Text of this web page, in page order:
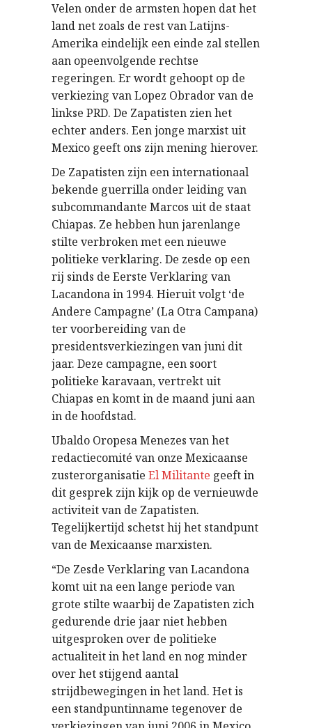
Velen onder de armsten hopen dat het
land net zoals de rest van Latijns-
Amerika eindelijk een einde zal stellen
aan opeenvolgende rechtse
regeringen. Er wordt gehoopt op de
verkiezing van Lopez Obrador van de
linkse PRD. De Zapatisten zien het
echter anders. Een jonge marxist uit
Mexico geeft ons zijn mening hierover.
De Zapatisten zijn een internationaal
bekende guerrilla onder leiding van
subcommandante Marcos uit de staat
Chiapas. Ze hebben hun jarenlange
stilte verbroken met een nieuwe
politieke verklaring. De zesde op een
rij sinds de Eerste Verklaring van
Lacandona in 1994. Hieruit volgt ‘de
Andere Campagne’ (La Otra Campana)
ter voorbereiding van de
presidentsverkiezingen van juni dit
jaar. Deze campagne, een soort
politieke karavaan, vertrekt uit
Chiapas en komt in de maand juni aan
in de hoofdstad.
Ubaldo Oropesa Menezes van het
redactiecomité van onze Mexicaanse
zusterorganisatie El Militante geeft in
dit gesprek zijn kijk op de vernieuwde
activiteit van de Zapatisten.
Tegelijkertijd schetst hij het standpunt
van de Mexicaanse marxisten.
“De Zesde Verklaring van Lacandona
komt uit na een lange periode van
grote stilte waarbij de Zapatisten zich
gedurende drie jaar niet hebben
uitgesproken over de politieke
actualiteit in het land en nog minder
over het stijgend aantal
strijdbewegingen in het land. Het is
een standpuntinname tegenover de